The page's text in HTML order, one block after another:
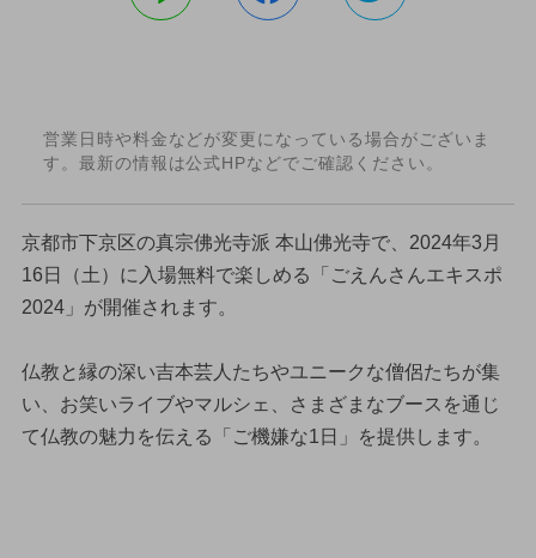
営業日時や料金などが変更になっている場合がございま
す。最新の情報は公式HPなどでご確認ください。
京都市下京区の真宗佛光寺派 本山佛光寺で、2024年3月
16日（土）に入場無料で楽しめる「ごえんさんエキスポ
2024」が開催されます。
仏教と縁の深い吉本芸人たちやユニークな僧侶たちが集
い、お笑いライブやマルシェ、さまざまなブースを通じ
て仏教の魅力を伝える「ご機嫌な1日」を提供します。